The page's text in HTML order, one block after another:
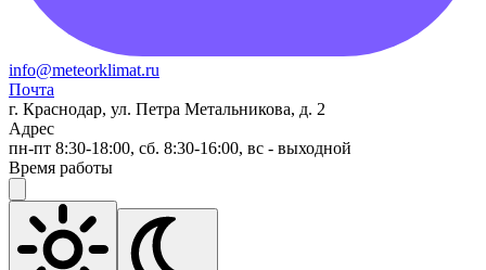
info@meteorklimat.ru
Почта
г. Краснодар, ул. Петра Метальникова, д. 2
Адрес
пн-пт 8:30-18:00, сб. 8:30-16:00, вс - выходной
Время работы